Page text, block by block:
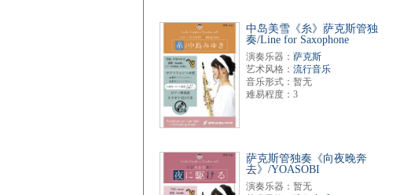
中岛美雪《糸》萨克斯管独
奏/Line for Saxophone
演奏乐器： 萨克斯
艺术风格： 流行音乐
音乐形式：暂无
难易程度：3
萨克斯管独奏《向夜晚奔
去》/YOASOBI
演奏乐器：暂无